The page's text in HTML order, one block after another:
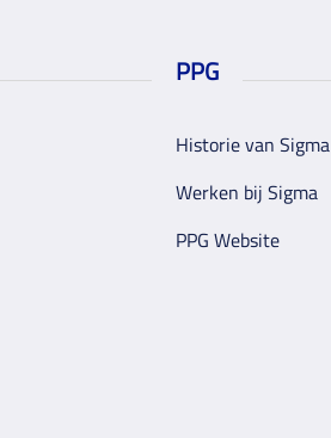
PPG
Historie van Sigma
Werken bij Sigma
PPG Website